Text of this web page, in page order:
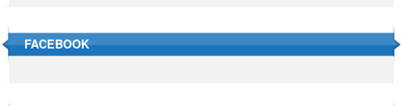
FACEBOOK